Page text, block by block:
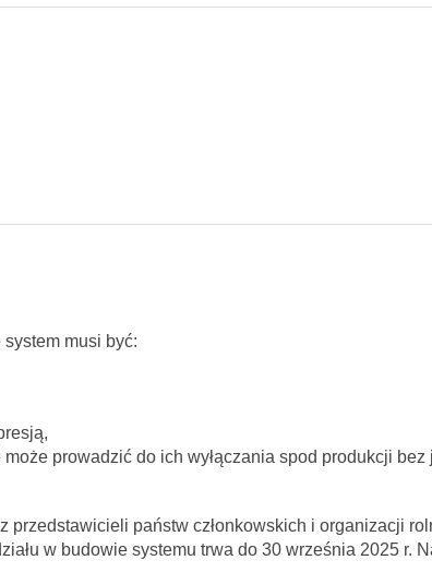
musi być:
prowadzić do ich wyłączania spod produkcji bez
przedstawicieli państw członkowskich i organizacji
w budowie systemu trwa do 30 września 2025 r.